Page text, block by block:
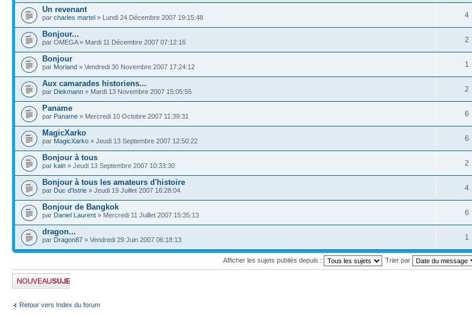
Un revenant
par charles martel » Lundi 24 Décembre 2007 19:15:48 4
Bonjour...
par OMEGA » Mardi 11 Décembre 2007 07:12:16 2
Bonjour
par Morland » Vendredi 30 Novembre 2007 17:24:12 1
Aux camarades historiens...
par Diekmann » Mardi 13 Novembre 2007 15:05:55 2
Paname
par Paname » Mercredi 10 Octobre 2007 11:39:31 6
MagicXarko
par MagicXarko » Jeudi 13 Septembre 2007 12:50:22 6
Bonjour à tous
par kain » Jeudi 13 Septembre 2007 10:33:30 2
Bonjour à tous les amateurs d'histoire
par Duc d'Istrie » Jeudi 19 Juillet 2007 16:28:04 4
Bonjour de Bangkok
par Daniel Laurent » Mercredi 11 Juillet 2007 15:35:13 6
dragon...
par Dragon87 » Vendredi 29 Juin 2007 06:18:13 1
Afficher les sujets publiés depuis : Trier par
Publier un nouveau
sujet
Retour vers Index du forum